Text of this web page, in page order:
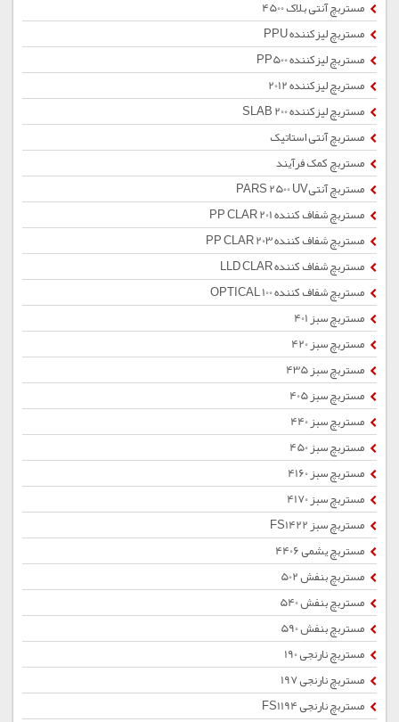
مستربچ آنتی بلاک 4500
مستربچ لیزکننده PPU
مستربچ لیزکننده PP500
مستربچ لیزکننده 2012
مستربچ لیزکننده SLAB 200
مستربچ آنتی استاتیک
مستربچ کمک فرآیند
مستربچ آنتیPARS 2500 UV
مستربچ شفاف کننده PP CLAR 201
مستربچ شفاف کننده PP CLAR 203
مستربچ شفاف کننده LLD CLAR
مستربچ شفاف کننده OPTICAL 100
مستربچ سبز 401
مستربچ سبز 420
مستربچ سبز 435
مستربچ سبز 405
مستربچ سبز 440
مستربچ سبز 450
مستربچ سبز 4160
مستربچ سبز 4170
مستربچ سبز FS1422
مستربچ یشمی 4406
مستربچ بنفش 502
مستربچ بنفش 540
مستربچ بنفش 590
مستربچ نارنجی 190
مستربچ نارنجی 197
مستربچ نارنجی FS1194